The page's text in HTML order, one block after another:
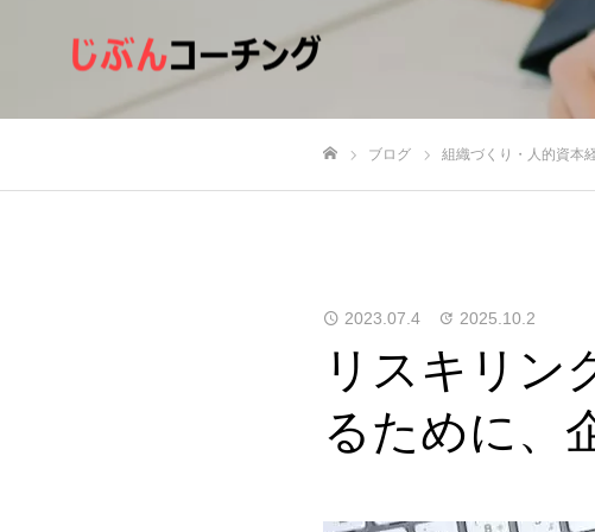
ブログ 組織づくり・人的資本
2023.07.4 2025.10.2
リスキリン
るために、